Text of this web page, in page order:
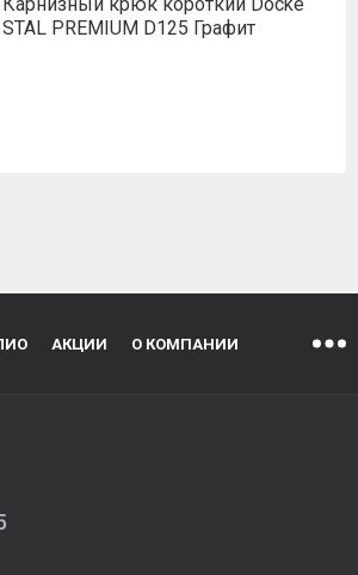
STAL PREMIUM D125 Графит
АКЦИИ О КОМПАНИИ